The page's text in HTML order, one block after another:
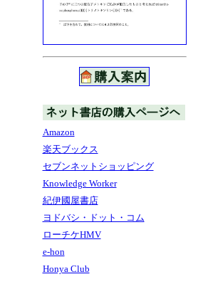
Amazon
楽天ブックス
セブンネットショッピング
Knowledge Worker
紀伊國屋書店
ヨドバシ・ドット・コム
ローチケHMV
e-hon
Honya Club